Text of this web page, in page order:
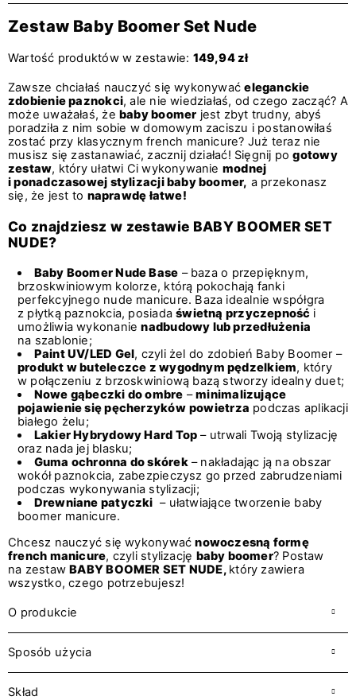
Zestaw Baby Boomer Set Nude
Wartość produktów w zestawie: 149,94 zł
Zawsze chciałaś nauczyć się wykonywaćeleganckie
zdobienie paznokci, ale nie wiedziałaś, od czego zacząć? A
może uważałaś, że baby boomer jest zbyt trudny, abyś
poradziła z nim sobie w domowym zaciszu i postanowiłaś
zostać przy klasycznym french manicure? Już teraz nie
musisz się zastanawiać, zacznij działać! Sięgnij pogotowy
zestaw, który ułatwi Ci wykonywanie modnej
i ponadczasowej stylizacji baby boomer, a przekonasz
się, że jest to naprawdę łatwe!
Co znajdziesz w zestawie BABY BOOMER SET
NUDE?
Baby Boomer Nude Base – baza o przepięknym,
brzoskwiniowym kolorze, którą pokochają fanki
perfekcyjnego nude manicure. Baza idealnie współgra
z płytką paznokcia, posiadaświetną przyczepność i
umożliwia wykonanienadbudowy lub przedłużenia
na szablonie;
Paint UV/LED Gel, czyli żel do zdobień Baby Boomer –
produkt w buteleczce z wygodnym pędzelkiem, który
w połączeniu z brzoskwiniową bazą stworzy idealny duet;
Nowe gąbeczki do ombre –minimalizujące
pojawienie się pęcherzyków powietrza podczas aplikacji
białego żelu;
Lakier Hybrydowy Hard Top – utrwali Twoją stylizację
oraz nada jej blasku;
Guma ochronna do skórek– nakładając ją na obszar
wokół paznokcia, zabezpieczysz go przed zabrudzeniami
podczas wykonywania stylizacji;
Drewniane patyczki – ułatwiające tworzenie baby
boomer manicure.
Chcesz nauczyć się wykonywaćnowoczesną formę
french manicure, czyli stylizację baby boomer? Postaw
na zestawBABY BOOMER SET NUDE, który zawiera
wszystko, czego potrzebujesz!
O produkcie
Sposób użycia
Skład